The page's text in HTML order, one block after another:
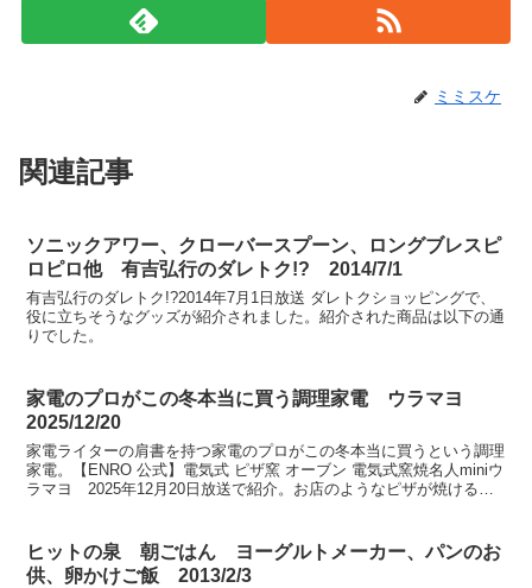
ミミスケ
関連記事
ソニックアワー、クローバースプーン、ロングブレスピ
ロピロ他 有吉弘行のダレトク!? 2014/7/1
有吉弘行のダレトク!?2014年7月1日放送 ダレトクショッピングで、
役に立ちそうなグッズが紹介されました。紹介された商品は以下の通
りでした。
家電のプロがこの冬本当に買う調理家電 ウラマヨ
2025/12/20
家電ライターの肩書を持つ家電のプロがこの冬本当に買うという調理
家電。【ENRO 公式】電気式 ピザ窯 オーブン 電気式窯焼名人miniウ
ラマヨ 2025年12月20日放送で紹介。お店のようなピザが焼ける電
ヒットの泉 朝ごはん ヨーグルトメーカー、パンのお
供、卵かけご飯 2013/2/3